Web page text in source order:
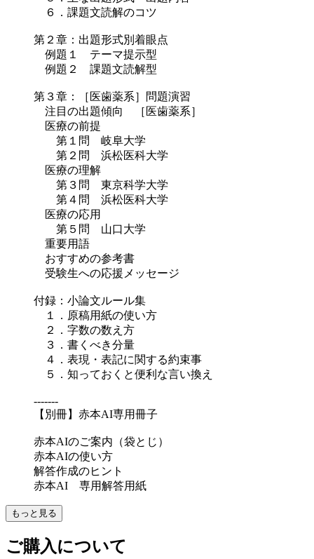
６．課題文読解のコツ
第２章：出題形式別着眼点
例題１ テーマ提示型
例題２ 課題文読解型
第３章：［医歯薬系］問題演習
注目の出題傾向 ［医歯薬系］
医療の前提
第１問 岐阜大学
第２問 浜松医科大学
医療の理解
第３問 東京科学大学
第４問 浜松医科大学
医療の応用
第５問 山口大学
重要用語
おすすめの参考書
受験生への応援メッセージ
付録：小論文ルール集
１．原稿用紙の使い方
２．字数の数え方
３．書くべき分量
４．表現・表記に関する約束事
５．知っておくと便利な言い換え
-------
【別冊】赤本AI専用冊子
赤本AIのご案内（袋とじ）
赤本AIの使い方
解答作成のヒント
赤本AI 専用解答用紙
もっと見る
ご購入について